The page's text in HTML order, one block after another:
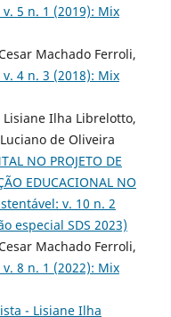
5 n. 1 (2019): Mix
Machado Ferroli,
4 n. 3 (2018): Mix
Lisiane Ilha Librelotto,
de Oliveira
NO PROJETO DE
EDUCACIONAL NO
v. 10 n. 2
especial SDS 2023)
Machado Ferroli,
8 n. 1 (2022): Mix
- Lisiane Ilha